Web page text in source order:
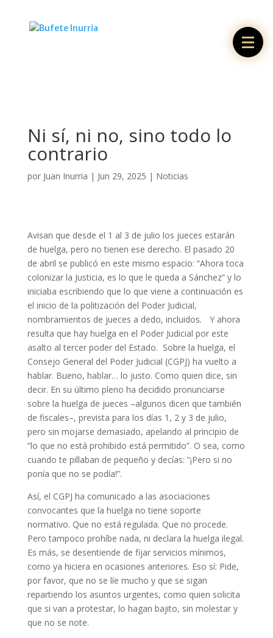
Ni sí, ni no, sino todo lo
contrario
por Juan Inurria | Jun 29, 2025 | Noticias
Avisan que desde el 1 al 3 de julio los jueces estarán
de huelga, pero no tienen ese derecho. El pasado 20
de abril se publicó en este mismo espacio: “Ahora toca
colonizar la Justicia, es lo que le queda a Sánchez” y lo
iniciaba escribiendo que lo que viene a continuación es
el inicio de la politización del Poder Judicial,
nombramientos de jueces a dedo, incluidos.
Y ahora
resulta que hay huelga en el Poder Judicial por este
asalto al tercer poder del Estado. Sobre la huelga, el
Consejo General del Poder Judicial (CGPJ) ha vuelto a
hablar. Bueno, hablar… lo justo. Como quien dice, sin
decir. En su último pleno ha decidido pronunciarse
sobre la huelga de jueces –algunos dicen que también
de fiscales–, prevista para los días 1, 2 y 3 de julio,
pero sin mojarse demasiado, apelando al principio de
“lo que no está prohibido está permitido”. O sea, como
cuando te pillaban de pequeño y decías: “¡Pero si no
ponía que no se podía!”.
Así, el CGPJ ha comunicado a las asociaciones
convocantes que la huelga no tiene soporte
normativo. Que no está regulada. Que no procede.
Pero tampoco prohíbe nada, ni declara la huelga ilegal.
Es más, se desentiende de fijar servicios mínimos,
como ya hiciera en ocasiones anteriores. Eso sí: Pide,
por favor, que no se líe mucho y que se sigan
repartiendo los asuntos urgentes, como quien solicita
que si van a protestar, lo hagan bajito, sin molestar y
que no se note.